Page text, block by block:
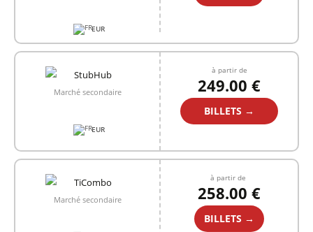
EUR
Marché secondaire
EUR
à partir de
249.00 €
BILLETS →
Marché secondaire
à partir de
258.00 €
BILLETS →